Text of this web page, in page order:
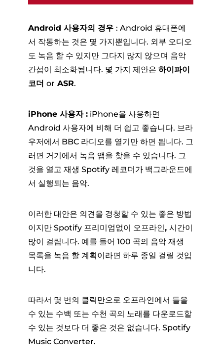
Android 사용자의 경우 : Android 휴대폰에
서 작동하는 것은 몇 가지뿐입니다. 외부 오디오
도 녹음 할 수 있지만 그다지 많지 않으며 음악
간섭이 최소화됩니다. 몇 가지 제안은 하이파이
코더 or ASR.
iPhone 사용자 :iPhone을 사용하면
Android 사용자에 비해 더 쉽고 좋습니다. 브라
우저에서 BBC 라디오를 열기만 하면 됩니다. 그
러면 거기에서 녹음 앱을 찾을 수 있습니다. 그
것을 열고 재생 Spotify 레코더가 백그라운드에
서 실행되는 음악.
이러한 대안은 의견을 경청할 수 있는 좋은 방법
이지만 Spotify 프리미엄없이 오프라인, 시간이
많이 걸립니다. 예를 들어 100 곡의 음악 재생
목록을 녹음 할 계획이라면 하루 종일 걸릴 것입
니다.
따라서 몇 번의 클릭만으로 오프라인에서 들을
수 있는 수백 또는 수천 곡의 노래를 다운로드할
수 있는 것보다 더 좋은 것은 없습니다. Spotify
Music Converter.